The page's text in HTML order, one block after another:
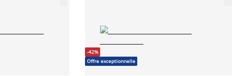
-42%
Offre exceptionnelle